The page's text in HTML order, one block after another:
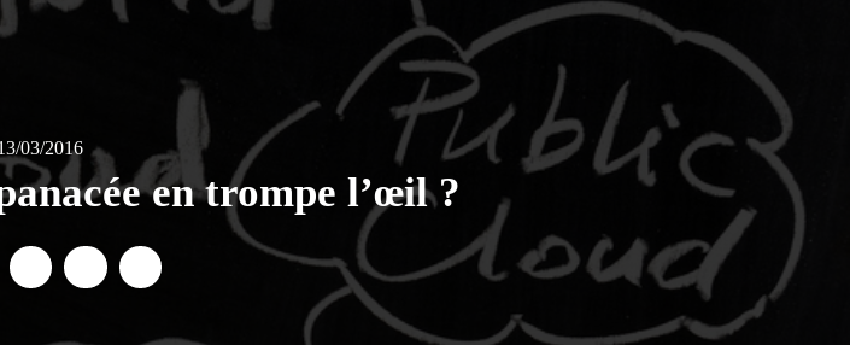
03/2016
en trompe l’œil ?
Partager "Cloud hybride : une panacée en trompe l’œil ? – Le cloud de confiance" par
Partager "Cloud hybride : une panacée en trompe l’œil ? – Le cloud de
Partager "Cloud hybride : une panacée en trompe l’œil ? – Le cloud de